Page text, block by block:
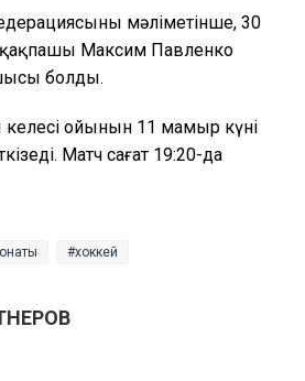
мәліметінше, 30
Максим Павленко
болды.
келесі ойынын 11 мамыр күні
Матч сағат 19:20-да
хоккей